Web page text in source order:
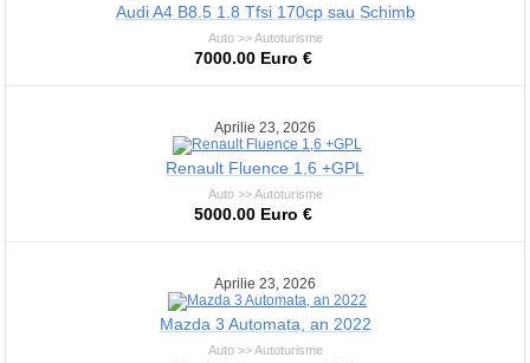
Audi A4 B8.5 1.8 Tfsi 170cp sau Schimb
Auto >> Autoturisme
7000.00 Euro €
Aprilie 23, 2026
Renault Fluence 1,6 +GPL
Auto >> Autoturisme
5000.00 Euro €
Aprilie 23, 2026
Mazda 3 Automata, an 2022
Auto >> Autoturisme